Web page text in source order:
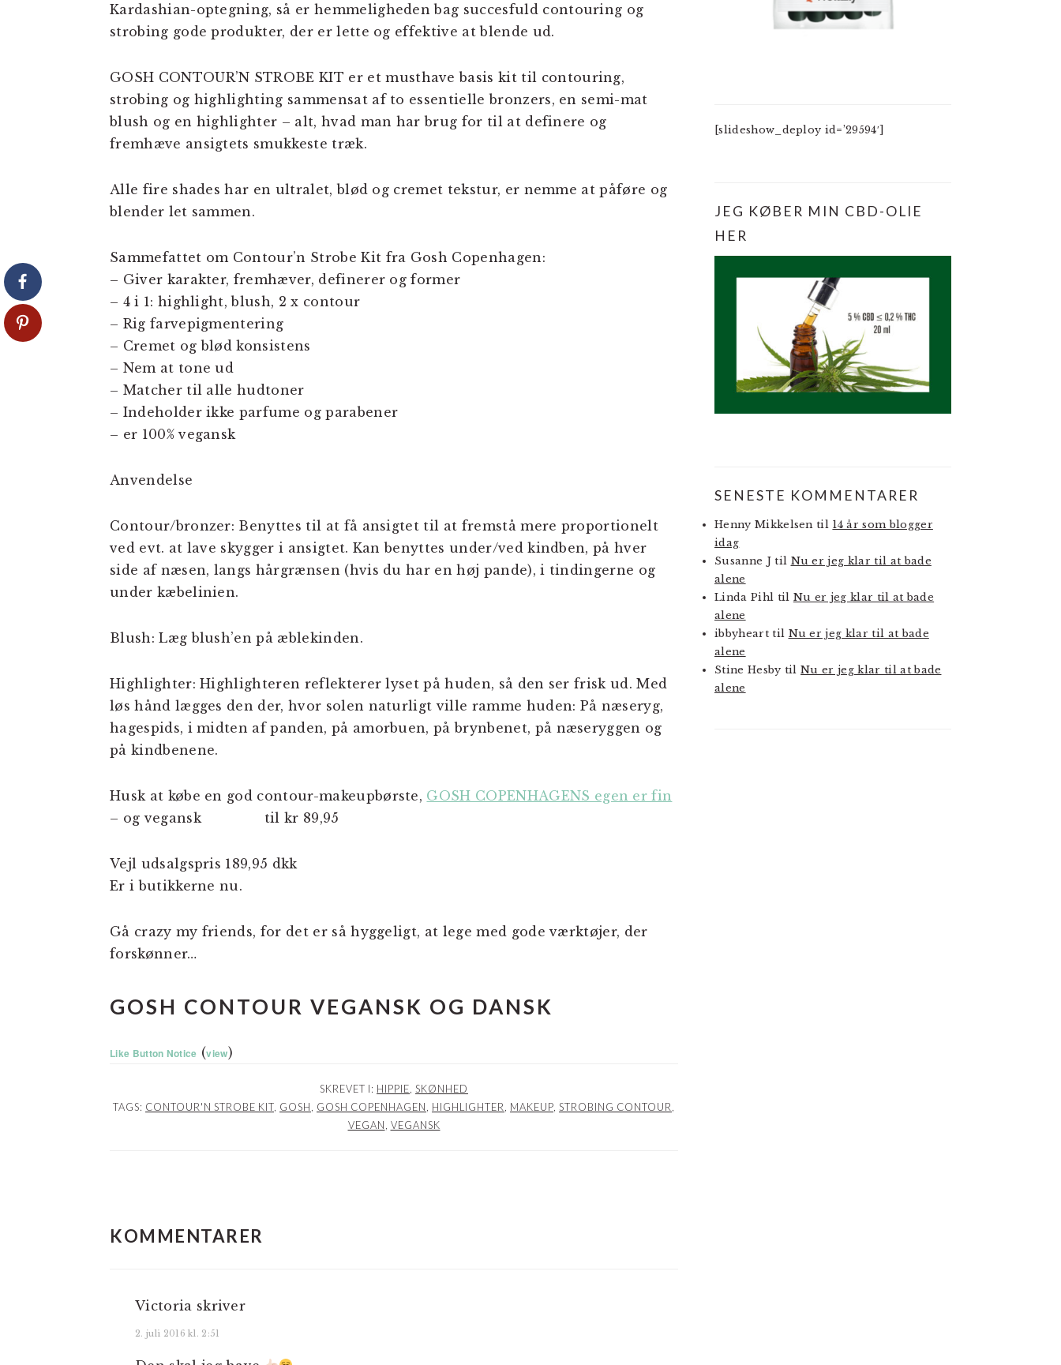
Kardashian-optegning, så er hemmeligheden bag succesfuld contouring og
strobing gode produkter, der er lette og effektive at blende ud.
GOSH CONTOUR’N STROBE KIT er et musthave basis kit til contouring,
strobing og highlighting sammensat af to essentielle bronzers, en semi-mat
blush og en highlighter – alt, hvad man har brug for til at definere og
fremhæve ansigtets smukkeste træk.
Alle fire shades har en ultralet, blød og cremet tekstur, er nemme at påføre og
blender let sammen.
Sammefattet om Contour’n Strobe Kit fra Gosh Copenhagen:
– Giver karakter, fremhæver, definerer og former
– 4 i 1: highlight, blush, 2 x contour
– Rig farvepigmentering
– Cremet og blød konsistens
– Nem at tone ud
– Matcher til alle hudtoner
– Indeholder ikke parfume og parabener
– er 100% vegansk
Anvendelse
Contour/bronzer: Benyttes til at få ansigtet til at fremstå mere proportionelt
ved evt. at lave skygger i ansigtet. Kan benyttes under/ved kindben, på hver
side af næsen, langs hårgrænsen (hvis du har en høj pande), i tindingerne og
under kæbelinien.
Blush: Læg blush’en på æblekinden.
Highlighter: Highlighteren reflekterer lyset på huden, så den ser frisk ud. Med
løs hånd lægges den der, hvor solen naturligt ville ramme huden: På næseryg,
hagespids, i midten af panden, på amorbuen, på brynbenet, på næseryggen og
på kindbenene.
Husk at købe en god contour-makeupbørste, GOSH COPENHAGENS egen er fin
– og vegansk til kr 89,95
Vejl udsalgspris 189,95 dkk
Er i butikkerne nu.
Gå crazy my friends, for det er så hyggeligt, at lege med gode værktøjer, der
forskønner…
GOSH CONTOUR VEGANSK OG DANSK
Like Button Notice (view)
SKREVET I: HIPPIE SKØNHED
TAGS: CONTOUR'N STROBE KIT GOSH GOSH COPENHAGEN HIGHLIGHTER MAKEUP STROBING CONTOUR
VEGAN VEGANSK
KOMMENTARER
Victoria skriver
2. juli 2016 kl. 2:51
[slideshow_deploy id=’29594′]
JEG KØBER MIN CBD-OLIE
HER
SENESTE KOMMENTARER
Henny Mikkelsen til 14 år som blogger
idag
Susanne Jtil Nu er jeg klar til at bade
alene
Linda Pihl til Nu er jeg klar til at bade
alene
ibbyhearttil Nu er jeg klar til at bade
alene
Stine Hesby tilNu er jeg klar til at bade
alene